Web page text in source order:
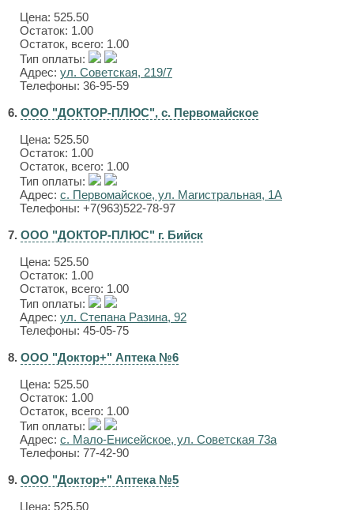
Цена: 525.50
Остаток: 1.00
Остаток, всего: 1.00
Тип оплаты:
Адрес: ул. Советская, 219/7
Телефоны: 36-95-59
6. ООО "ДОКТОР-ПЛЮС", с. Первомайское
Цена: 525.50
Остаток: 1.00
Остаток, всего: 1.00
Тип оплаты:
Адрес: с. Первомайское, ул. Магистральная, 1А
Телефоны: +7(963)522-78-97
7. ООО "ДОКТОР-ПЛЮС" г. Бийск
Цена: 525.50
Остаток: 1.00
Остаток, всего: 1.00
Тип оплаты:
Адрес: ул. Степана Разина, 92
Телефоны: 45-05-75
8. ООО "Доктор+" Аптека №6
Цена: 525.50
Остаток: 1.00
Остаток, всего: 1.00
Тип оплаты:
Адрес: с. Мало-Енисейское, ул. Советская 73а
Телефоны: 77-42-90
9. ООО "Доктор+" Аптека №5
Цена: 525.50